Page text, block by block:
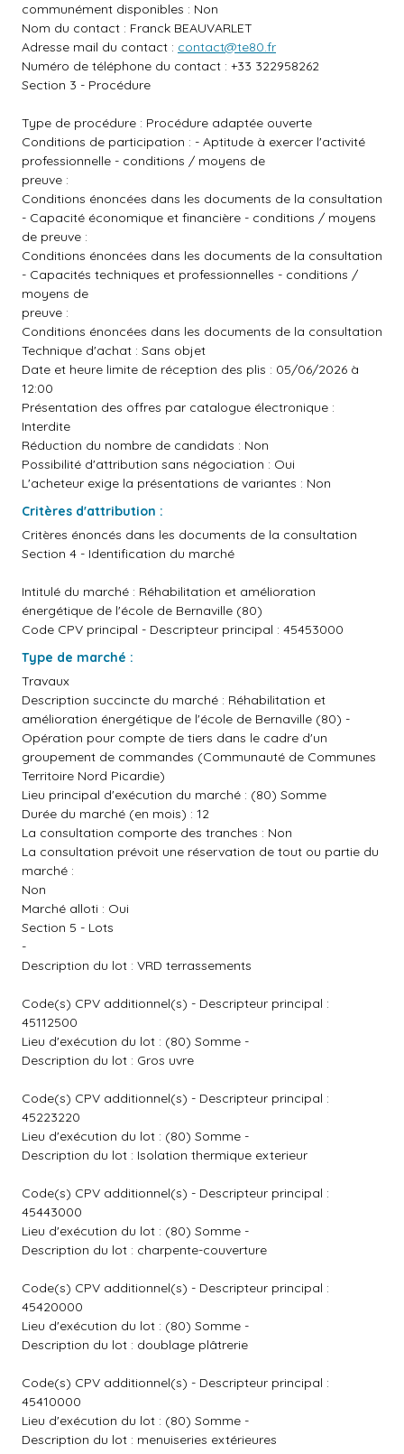
communément disponibles : Non
Nom du contact : Franck BEAUVARLET
Adresse mail du contact : contact@te80.fr
Numéro de téléphone du contact : +33 322958262
Section 3 - Procédure
Type de procédure : Procédure adaptée ouverte
Conditions de participation : - Aptitude à exercer l'activité
professionnelle - conditions / moyens de
preuve :
Conditions énoncées dans les documents de la consultation
- Capacité économique et financière - conditions / moyens
de preuve :
Conditions énoncées dans les documents de la consultation
- Capacités techniques et professionnelles - conditions /
moyens de
preuve :
Conditions énoncées dans les documents de la consultation
Technique d'achat : Sans objet
Date et heure limite de réception des plis : 05/06/2026 à
12:00
Présentation des offres par catalogue électronique :
Interdite
Réduction du nombre de candidats : Non
Possibilité d'attribution sans négociation : Oui
L'acheteur exige la présentations de variantes : Non
Critères d'attribution :
Critères énoncés dans les documents de la consultation
Section 4 - Identification du marché
Intitulé du marché : Réhabilitation et amélioration
énergétique de l'école de Bernaville (80)
Code CPV principal - Descripteur principal : 45453000
Type de marché :
Travaux
Description succincte du marché : Réhabilitation et
amélioration énergétique de l'école de Bernaville (80) -
Opération pour compte de tiers dans le cadre d'un
groupement de commandes (Communauté de Communes
Territoire Nord Picardie)
Lieu principal d'exécution du marché : (80) Somme
Durée du marché (en mois) : 12
La consultation comporte des tranches : Non
La consultation prévoit une réservation de tout ou partie du
marché :
Non
Marché alloti : Oui
Section 5 - Lots
-
Description du lot : VRD terrassements
Code(s) CPV additionnel(s) - Descripteur principal :
45112500
Lieu d'exécution du lot : (80) Somme -
Description du lot : Gros uvre
Code(s) CPV additionnel(s) - Descripteur principal :
45223220
Lieu d'exécution du lot : (80) Somme -
Description du lot : Isolation thermique exterieur
Code(s) CPV additionnel(s) - Descripteur principal :
45443000
Lieu d'exécution du lot : (80) Somme -
Description du lot : charpente-couverture
Code(s) CPV additionnel(s) - Descripteur principal :
45420000
Lieu d'exécution du lot : (80) Somme -
Description du lot : doublage plâtrerie
Code(s) CPV additionnel(s) - Descripteur principal :
45410000
Lieu d'exécution du lot : (80) Somme -
Description du lot : menuiseries extérieures